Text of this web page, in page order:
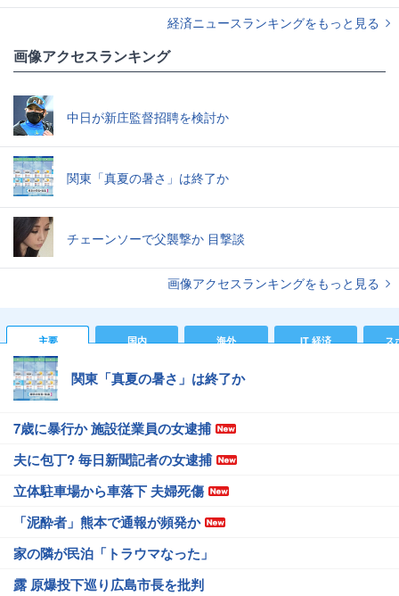
経済ニュースランキングをもっと見る
画像アクセスランキング
中日が新庄監督招聘を検討か
関東「真夏の暑さ」は終了か
チェーンソーで父襲撃か 目撃談
画像アクセスランキングをもっと見る
主要 国内 海外 IT 経済 ス
関東「真夏の暑さ」は終了か
7歳に暴行か 施設従業員の女逮捕
夫に包丁? 毎日新聞記者の女逮捕
立体駐車場から車落下 夫婦死傷
「泥酔者」熊本で通報が頻発か
家の隣が民泊「トラウマなった」
露 原爆投下巡り広島市長を批判